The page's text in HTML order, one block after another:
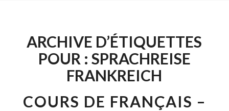
ARCHIVE D’ÉTIQUETTES
POUR : SPRACHREISE
FRANKREICH
COURS DE FRANÇAIS –